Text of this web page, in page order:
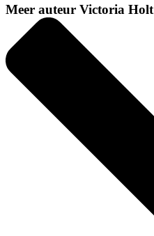
Meer auteur Victoria Holt